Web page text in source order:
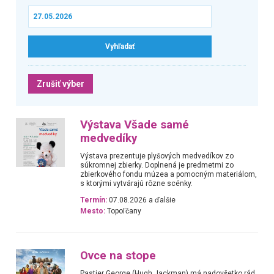
Zrušiť výber
Výstava Všade samé
medvedíky
Výstava prezentuje plyšových medvedíkov zo
súkromnej zbierky. Doplnená je predmetmi zo
zbierkového fondu múzea a pomocným materiálom,
s ktorými vytvárajú rôzne scénky.
Termín: 07.08.2026 a ďalšie
Mesto: Topoľčany
Ovce na stope